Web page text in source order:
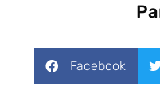
Facebook